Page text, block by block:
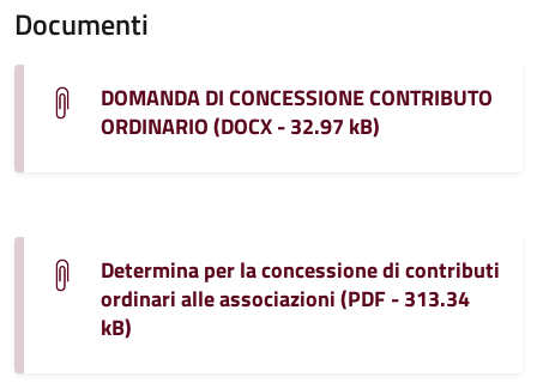
Documenti
DOMANDA DI CONCESSIONE CONTRIBUTO
ORDINARIO (DOCX - 32.97 kB)
Determina per la concessione di contributi
ordinari alle associazioni (PDF - 313.34
kB)